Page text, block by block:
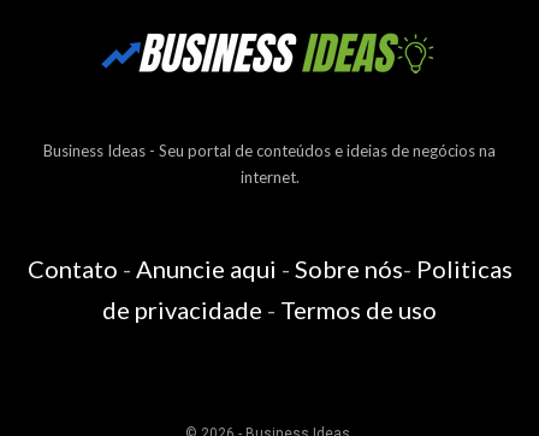
Business Ideas - Seu portal de conteúdos e ideias de negócios na
internet.
Contato - Anuncie aqui - Sobre nós- Politicas
de privacidade - Termos de uso